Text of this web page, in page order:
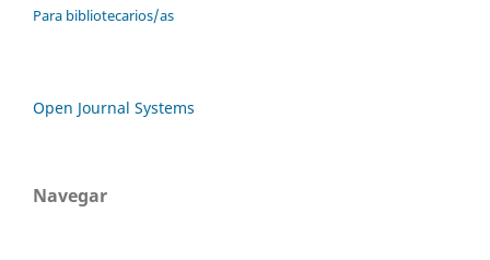
Para bibliotecarios/as
Open Journal Systems
Navegar